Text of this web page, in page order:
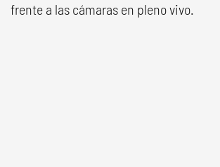
frente a las cámaras en pleno vivo.